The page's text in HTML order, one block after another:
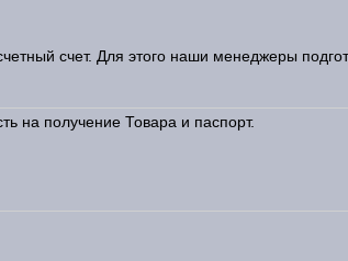
счет. Для этого наши менеджеры
на получение Товара и паспорт.